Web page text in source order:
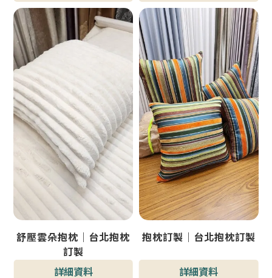
舒壓雲朵抱枕｜台北抱枕
訂製
詳細資料
抱枕訂製｜台北抱枕訂製
詳細資料